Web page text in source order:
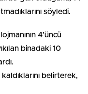
söyledi.
4’üncü
binadaki 10
belirterek,